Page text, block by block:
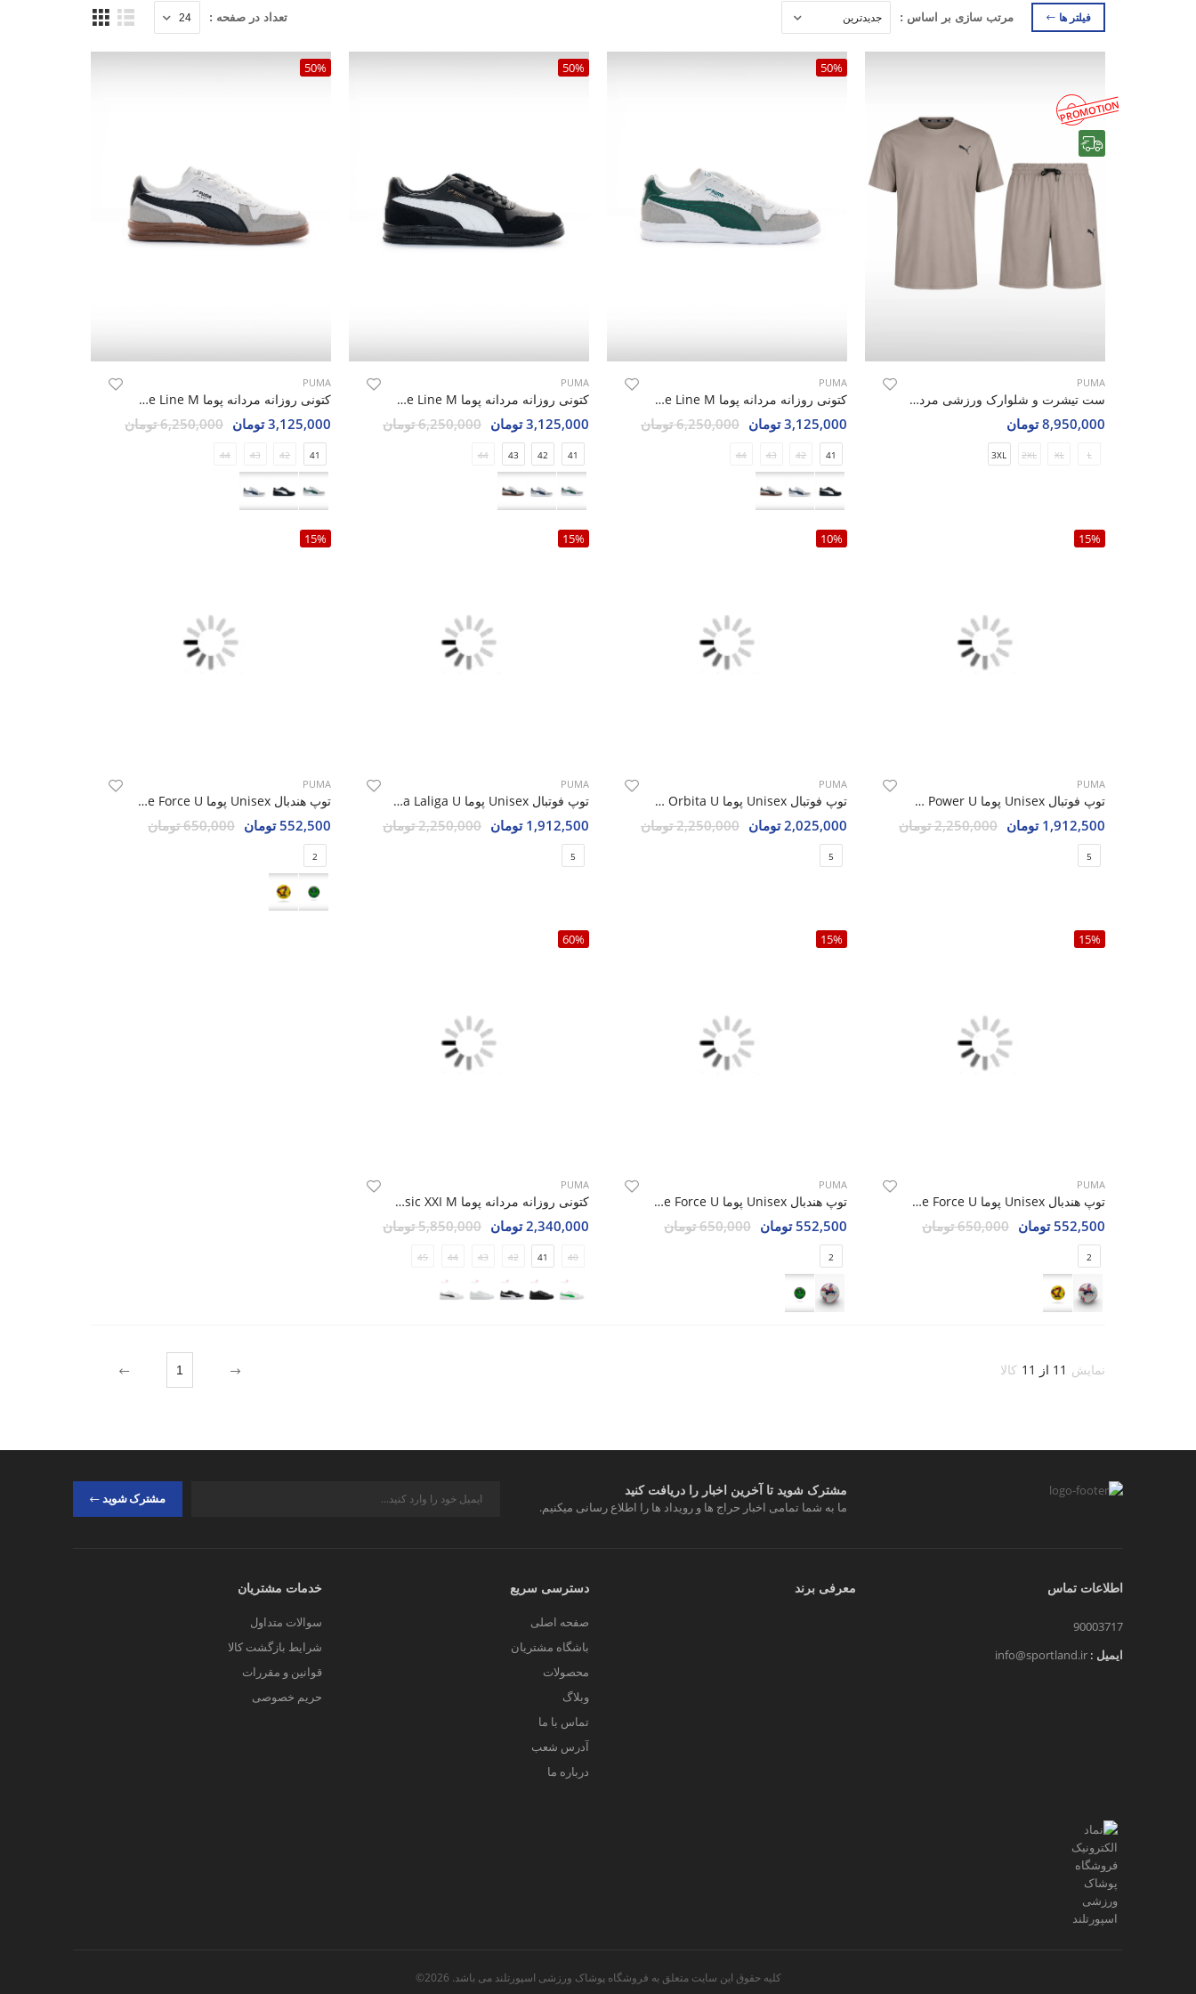
فیلتر ها مرتب سازی بر اساس : تعداد در صفحه :
PROMOTION
PUMA
ست تیشرت و شلوارک ورزشی مردانه پوما Flex Zone M
8,950,000 تومان
L
XL
2XL
3XL
50%
PUMA
کتونی روزانه مردانه پوما Suede Line M
3,125,000 تومان 6,250,000 تومان
41
42
43
44
50%
PUMA
کتونی روزانه مردانه پوما Suede Line M
3,125,000 تومان 6,250,000 تومان
41
42
43
44
50%
PUMA
کتونی روزانه مردانه پوما Suede Line M
3,125,000 تومان 6,250,000 تومان
41
42
43
44
15%
PUMA
توپ فوتبال Unisex پوما Evo Power U
1,912,500 تومان 2,250,000 تومان
5
10%
PUMA
توپ فوتبال Unisex پوما Puma Orbita U
2,025,000 تومان 2,250,000 تومان
5
15%
PUMA
توپ فوتبال Unisex پوما Orbita Laliga U
1,912,500 تومان 2,250,000 تومان
5
15%
PUMA
توپ هندبال Unisex پوما Game Force U
552,500 تومان 650,000 تومان
2
15%
PUMA
توپ هندبال Unisex پوما Game Force U
552,500 تومان 650,000 تومان
2
15%
PUMA
توپ هندبال Unisex پوما Game Force U
552,500 تومان 650,000 تومان
2
60%
PUMA
کتونی روزانه مردانه پوما Basket Classic XXI M
2,340,000 تومان 5,850,000 تومان
40
41
42
43
44
45
نمایش 11 از 11 کالا 1
مشترک شوید تا آخرین اخبار را دریافت کنید
ما به شما تمامی اخبار حراج ها و رویداد ها را اطلاع رسانی میکنیم.
مشترک شوید
اطلاعات تماس
90003717
ایمیل : info@sportland.ir
معرفی برند دسترسی سریع
صفحه اصلی
باشگاه مشتریان
محصولات
وبلاگ
تماس با ما
آدرس شعب
درباره ما
خدمات مشتریان
سوالات متداول
شرایط بازگشت کالا
قوانین و مقررات
حریم خصوصی
کلیه حقوق این سایت متعلق به فروشگاه پوشاک ورزشی اسپورتلند می باشد. 2026©